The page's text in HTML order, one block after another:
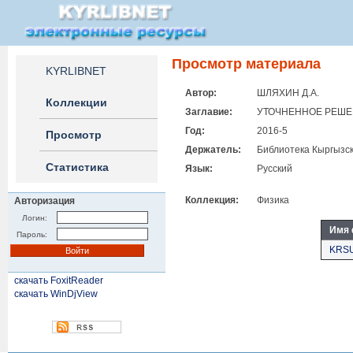
KYRLIBNET
Коллекции
Просмотр
Статистика
Авторизация
Логин:
Пароль:
скачать FoxitReader
скачать WinDjView
Просмотр материала
Автор:
ШЛЯХИН Д.А.
Заглавие:
УТОЧНЕННОЕ
Год:
2016-5
Держатель:
Библиотека
Язык:
Русский
Коллекция: Физика
Имя